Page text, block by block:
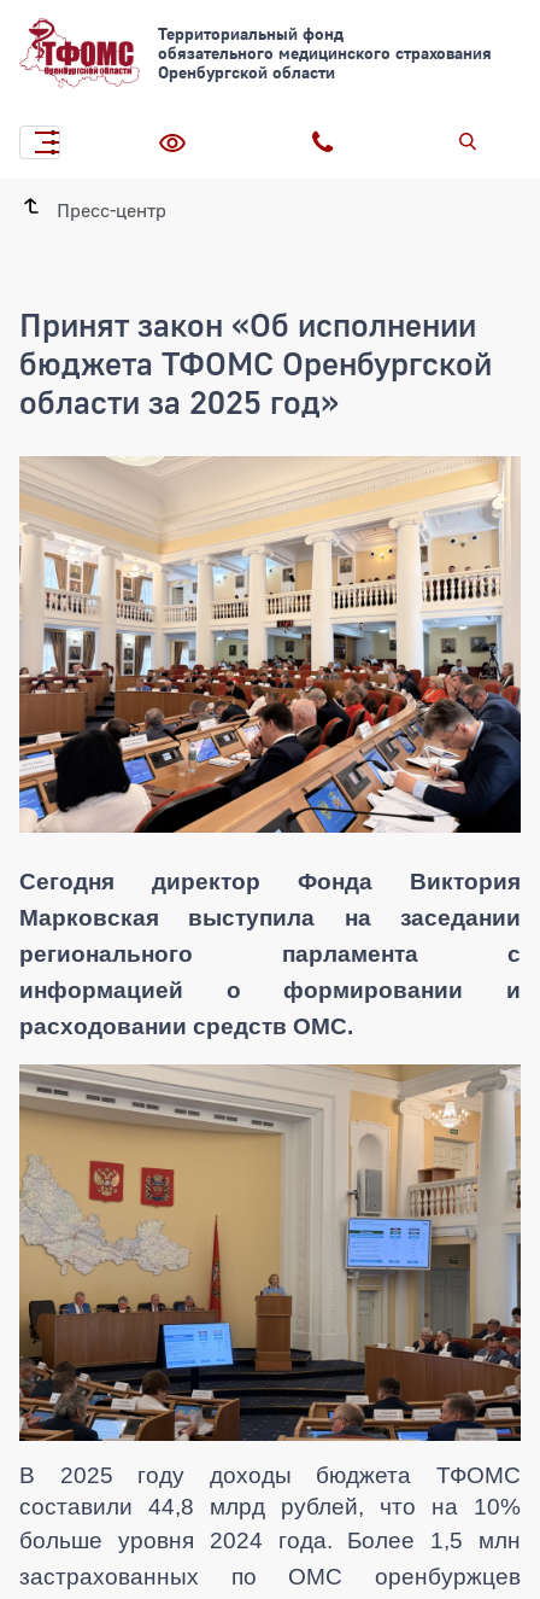
Территориальный фонд
обязательного медицинского страхования
Оренбургской области
Пресс-центр
Принят закон «Об исполнении
бюджета ТФОМС Оренбургской
области за 2025 год»
Принят закон «Об исполнении
Сегодня директор Фонда Виктория
Марковская выступила на заседании
регионального парламента с
информацией о формировании и
расходовании средств ОМС.
В 2025 году доходы бюджета ТФОМС
составили 44,8 млрд рублей, что на 10%
больше уровня 2024 года. Более 1,5 млн
застрахованных по ОМС оренбуржцев